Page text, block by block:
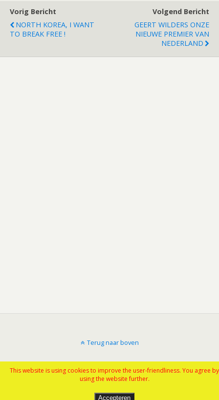
Vorig Bericht
NORTH KOREA, I WANT
TO BREAK FREE !
Volgend Bericht
GEERT WILDERS ONZE
NIEUWE PREMIER VAN
NEDERLAND
Terug naar boven
Mobiel Desktop
This website is using cookies to improve the user-friendliness. You agree by
using the website further.
Accepteren